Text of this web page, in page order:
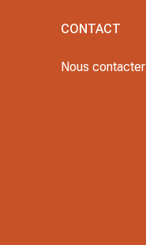
CONTACT
Nous contacter